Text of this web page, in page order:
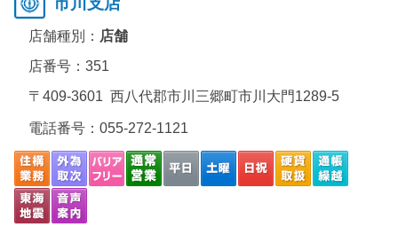
店舗種別： 店舗
店番号：351
〒409-3601 西八代郡市川三郷町市川大門1289-5
電話番号： 055-272-1121